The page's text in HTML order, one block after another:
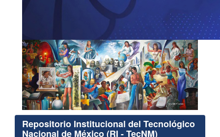
Repositorio Institucional del Tecnológico
Nacional de México (RI - TecNM)